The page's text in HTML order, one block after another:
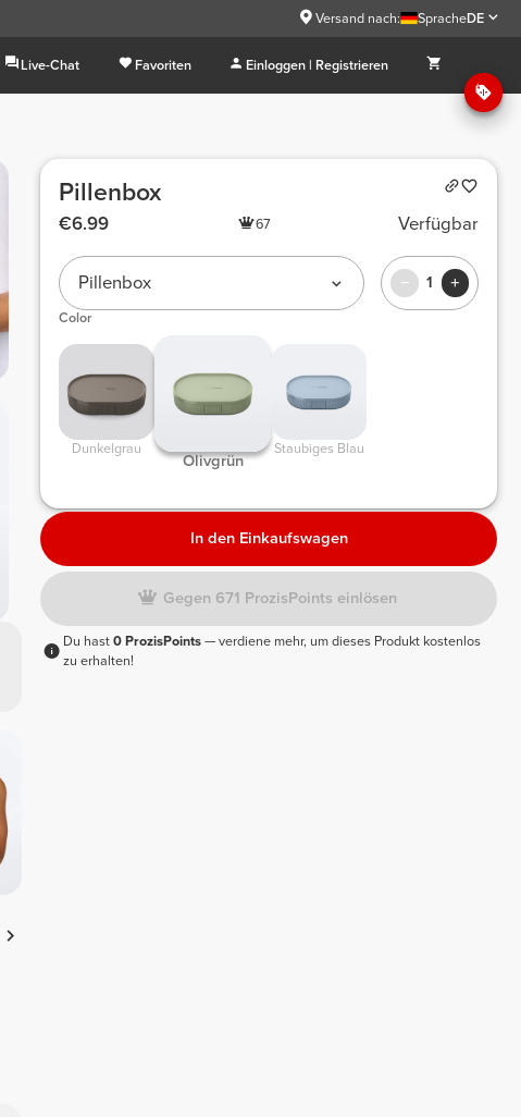
Versand nach: SpracheDE
Live-Chat Favoriten Einloggen | Registrieren
Pillenbox
€6.99 67 Verfügbar
Pillenbox 1
Color
Dunkelgrau
Olivgrün
Staubiges Blau
In den Einkaufswagen
Gegen 671 ProzisPoints einlösen
Du hast0 ProzisPoints— verdiene mehr, um dieses Produkt kostenlos
zu erhalten!